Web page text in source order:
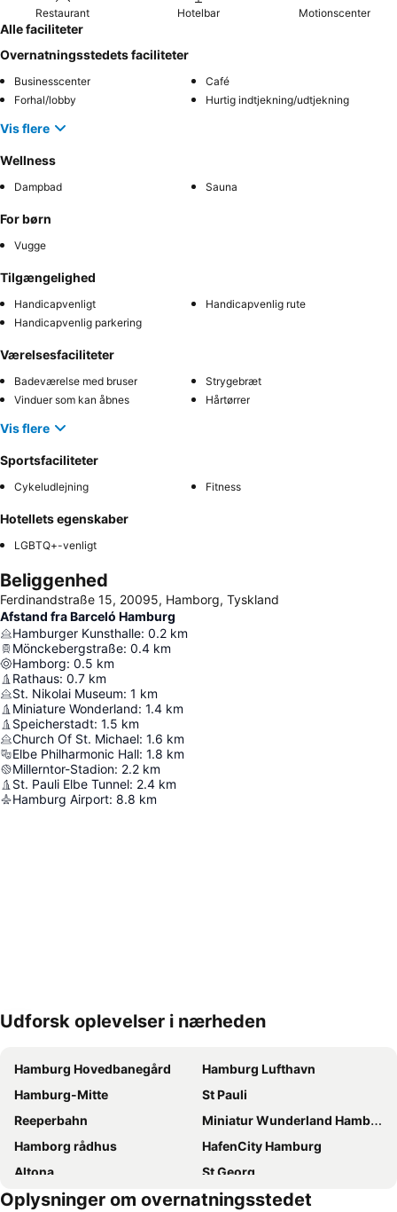
Restaurant Hotelbar Motionscenter
Alle faciliteter
Overnatningsstedets faciliteter
Businesscenter
Café
Forhal/lobby
Hurtig indtjekning/udtjekning
Vis flere
Wellness
Dampbad Sauna
For børn
Vugge
Tilgængelighed
Handicapvenligt
Handicapvenlig rute
Handicapvenlig parkering
Værelsesfaciliteter
Badeværelse med bruser
Strygebræt
Vinduer som kan åbnes
Hårtørrer
Vis flere
Sportsfaciliteter
Cykeludlejning Fitness
Hotellets egenskaber
LGBTQ+-venligt
Beliggenhed
Ferdinandstraße 15, 20095, Hamborg, Tyskland
Afstand fra Barceló Hamburg
Hamburger Kunsthalle: 0.2 km
Mönckebergstraße: 0.4 km
Hamborg: 0.5 km
Rathaus: 0.7 km
St. Nikolai Museum: 1 km
Miniature Wonderland: 1.4 km
Speicherstadt: 1.5 km
Church Of St. Michael: 1.6 km
Elbe Philharmonic Hall: 1.8 km
Millerntor-Stadion: 2.2 km
St. Pauli Elbe Tunnel: 2.4 km
Hamburg Airport: 8.8 km
Udvid kort
Udforsk oplevelser i nærheden
Hamburg Hovedbanegård
Hamburg Lufthavn
Hamburg-Mitte
St Pauli
Reeperbahn
Miniatur Wunderland Hamburg
Hamborg rådhus
HafenCity Hamburg
Altona
St Georg
Neustadt
Hamburg Messe
Oplysninger om overnatningsstedet